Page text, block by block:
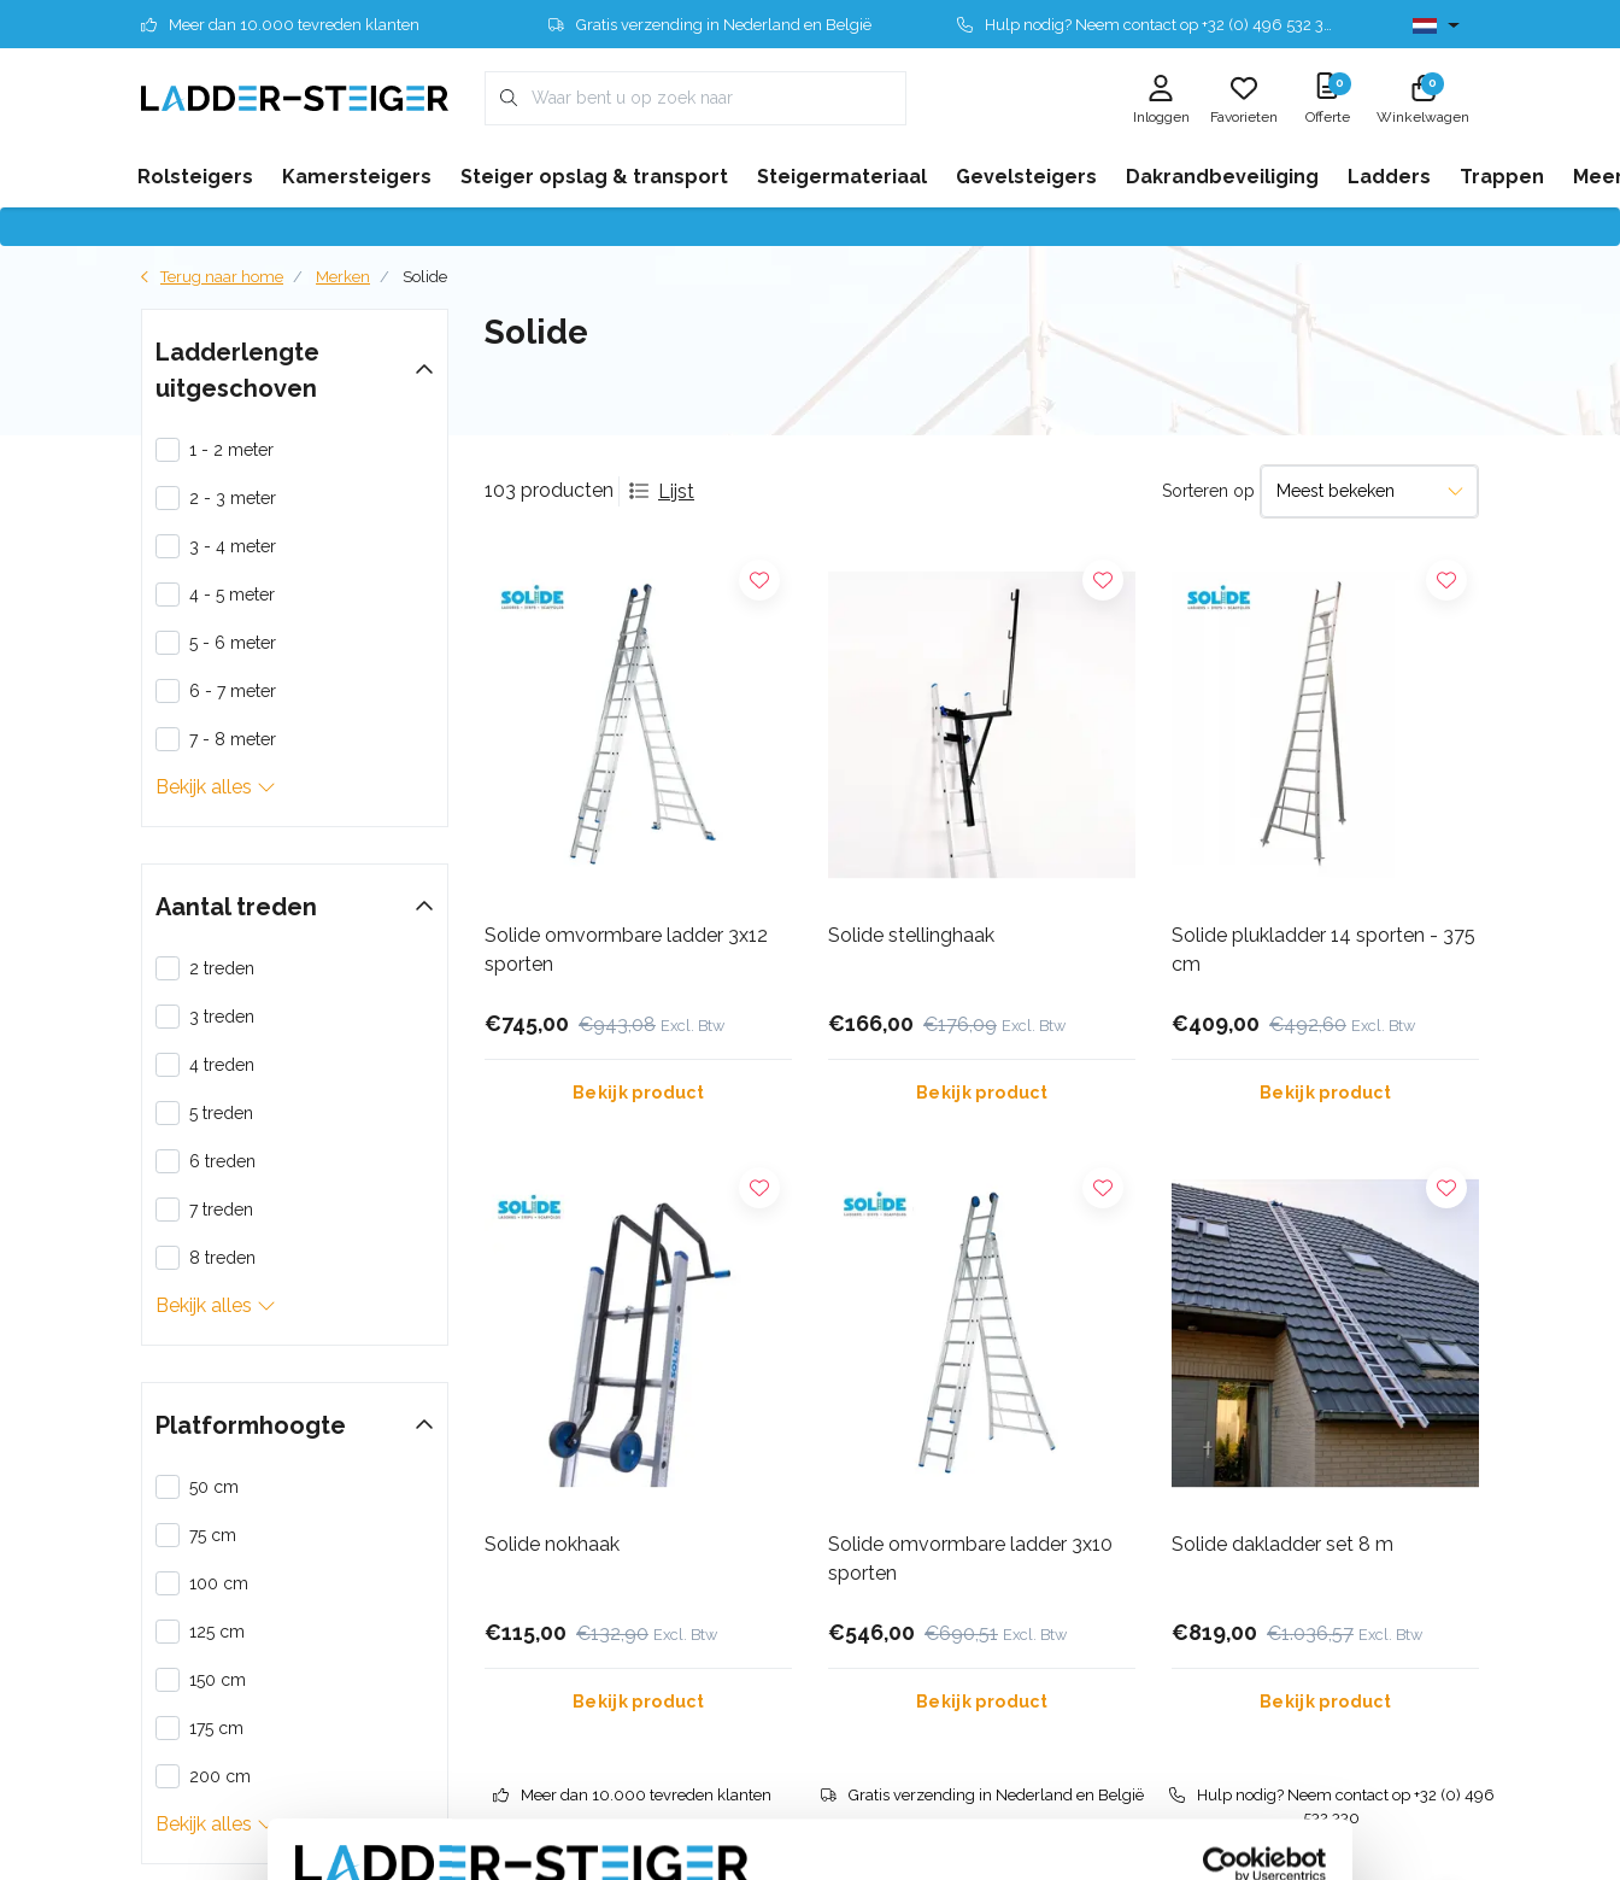
Meer dan 10.000 tevreden klanten Gratis verzending in Nederland en België Hulp nodig? Neem contact op +32 (0) 496 532 330 Leverbaar uit voorraad
Inloggen Favorieten
0
Offerte
0
Winkelwagen
Rolsteigers Kamersteigers Steiger opslag & transport Steigermateriaal Gevelsteigers Dakrandbeveiliging Ladders Trappen
Terug naar home Merken Solide
Solide
103 producten Lijst Sorteren op
Solide omvormbare ladder 3x12
sporten
€745,00 €943,08 Excl. Btw
Bekijk product
Solide stellinghaak
€166,00 €176,09 Excl. Btw
Bekijk product
Solide plukladder 14 sporten - 375
cm
€409,00 €492,60 Excl. Btw
Bekijk product
Solide nokhaak
€115,00 €132,90 Excl. Btw
Bekijk product
Solide omvormbare ladder 3x10
sporten
€546,00 €690,51 Excl. Btw
Bekijk product
Solide dakladder set 8 m
€819,00 €1.036,57 Excl. Btw
Bekijk product
Meer dan 10.000 tevreden klanten Gratis verzending in Nederland en België
Hulp nodig? Neem contact op +32 (0) 496
532 330
Ladderlengte
uitgeschoven
1 - 2 meter
2 - 3 meter
3 - 4 meter
4 - 5 meter
5 - 6 meter
6 - 7 meter
7 - 8 meter
Bekijk alles
Aantal treden
2 treden
3 treden
4 treden
5 treden
6 treden
7 treden
8 treden
Bekijk alles
Platformhoogte
50 cm
75 cm
100 cm
125 cm
150 cm
175 cm
200 cm
Bekijk alles